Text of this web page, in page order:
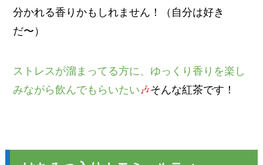
分かれる香りかもしれません！（自分は好き
だ〜）
ストレスが溜まってる方に、ゆっくり香りを楽し
みながら飲んでもらいたい 🎶そんな紅茶です！